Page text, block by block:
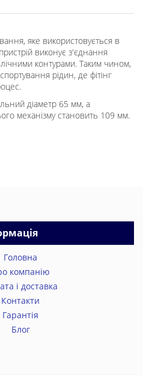
яке використовується в
виконує з'єднання
контурами. Таким чином,
рідин, де фітінг
діаметр 65 мм, а
механізму становить 109 мм.
Головна
компанію
і доставка
Контакти
Гарантія
Блог